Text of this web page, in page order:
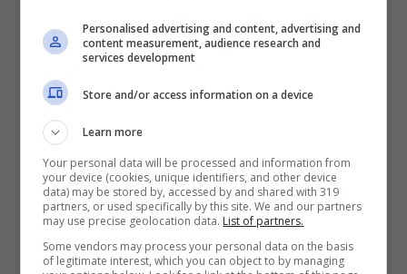
mantenimento. Quindi un coniuge che fruisce
di un assegno di mantenimento dopo una
separazione, deve sapere che in caso di
nuova convivenza stabile,
contributo economico
C’è da dire chesolo con una convivenza
stabile e duratura
si perde l’assegno di
mantenimento. Una convivenza occasionale
Personalised advertising and content, advertising and
content measurement, audience research and
services development
Store and/or access information on a device
Learn more
Your personal data will be processed and information from
your device (cookies, unique identifiers, and other device
data) may be stored by, accessed by and shared with 319
partners, or used specifically by this site. We and our partners
may use precise geolocation data. List of partners.
Some vendors may process your personal data on the basis
of legitimate interest, which you can object to by managing